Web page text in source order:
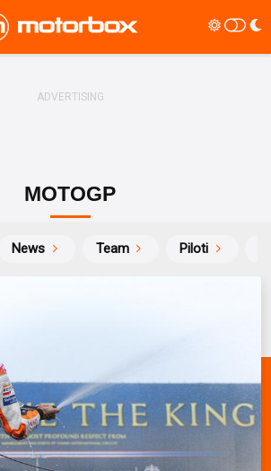
MOTOGP
News Team Piloti